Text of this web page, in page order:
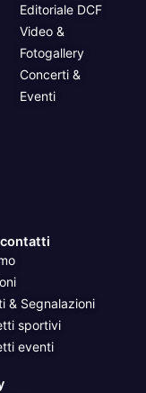
Editoriale DCF
Video &
Fotogallery
Concerti &
Eventi
& Segnalazioni
sportivi
eventi